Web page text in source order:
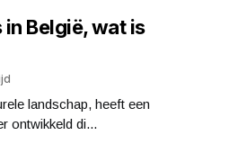
België, wat is
landschap, heeft een
ontwikkeld di...